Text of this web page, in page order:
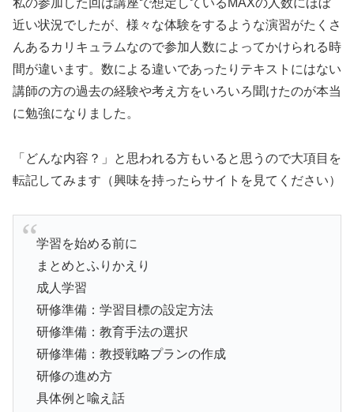
私の参加した回は講座で想定しているMAXの人数にほぼ
近い状況でしたが、様々な体験をするような演習がたくさ
んあるカリキュラムなので参加人数によってかけられる時
間が違います。数による違いであったりテキストにはない
講師の方の過去の経験や考え方をいろいろ聞けたのが本当
に勉強になりました。
「どんな内容？」と思われる方もいると思うので大項目を
転記してみます（興味を持ったらサイトを見てください）
学習を始める前に
まとめとふりかえり
成人学習
研修準備：学習目標の設定方法
研修準備：教育手法の選択
研修準備：教授戦略プランの作成
研修の進め方
具体例と喩え話